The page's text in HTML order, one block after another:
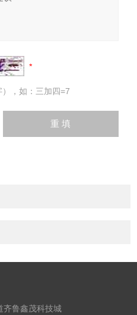
，如：三加四=7
齐鲁鑫茂科技城